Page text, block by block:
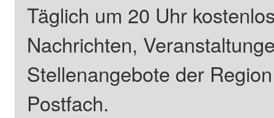
Täglich um 20 Uhr
Nachrichten,
Stellenangebote der
Postfach.